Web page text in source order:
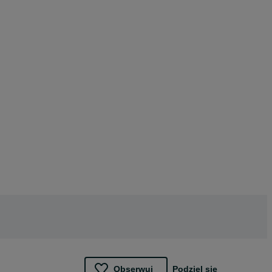
Obserwuj Podziel się